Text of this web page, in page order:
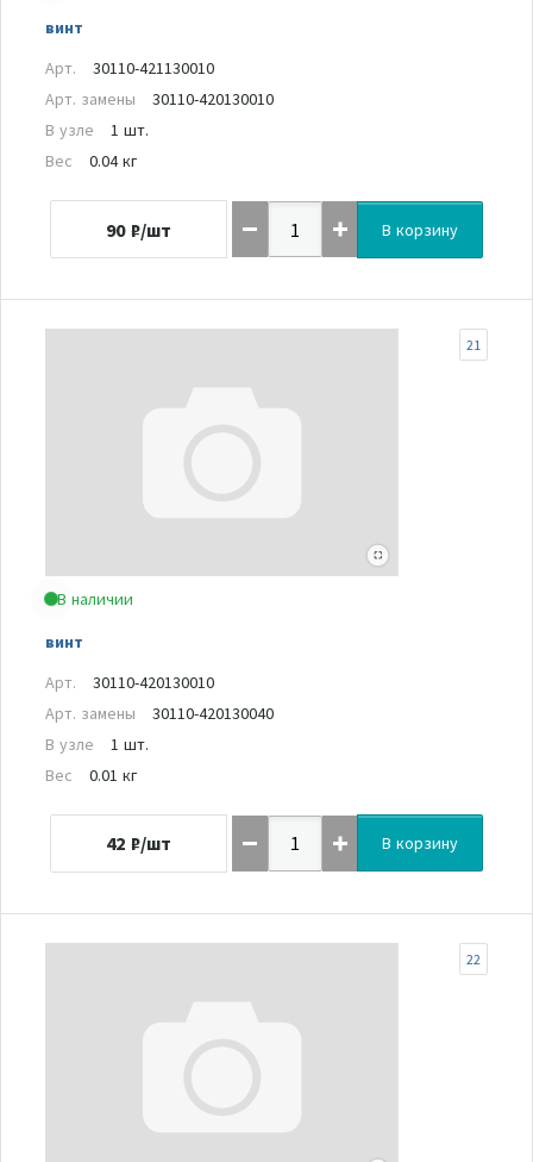
винт
Арт.
30110-421130010
Арт. замены
30110-420130010
В узле
1 шт.
Вес
0.04 кг
90 ₽/шт В корзину
В наличии
винт
21
Арт.
30110-420130010
Арт. замены
30110-420130040
В узле
1 шт.
Вес
0.01 кг
42 ₽/шт В корзину
22